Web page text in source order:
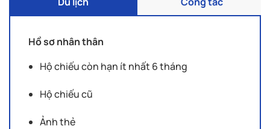
Hồ sơ nhân thân
Hộ chiếu còn hạn ít nhất 6 tháng
Hộ chiếu cũ
Ảnh thẻ